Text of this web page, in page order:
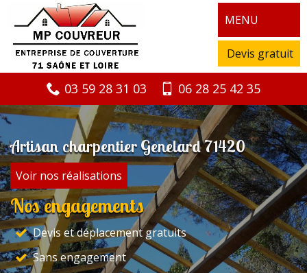
MENU
Devis gratuit
03 59 28 31 03 06 28 25 42 35
Artisan charpentier Genelard 71420
Voir nos réalisations
Nos engagements
Devis et déplacement gratuits
Sans engagement